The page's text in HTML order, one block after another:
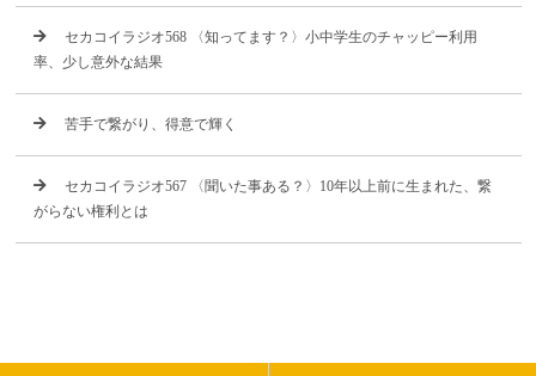
セカコイラジオ568 〈知ってます？〉小中学生のチャッピー利用
率、少し意外な結果
苦手で繋がり、得意で輝く
セカコイラジオ567 〈聞いた事ある？〉10年以上前に生まれた、繋
がらない権利とは